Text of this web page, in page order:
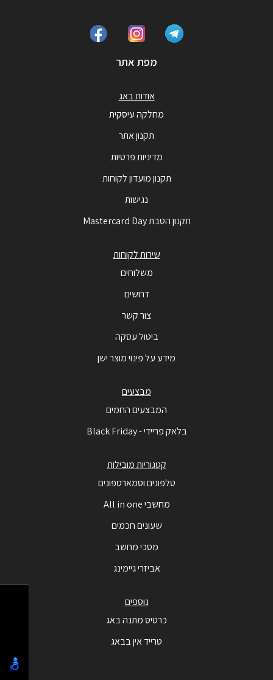
מפת אתר
אודות באג
מחלקה עיסקית
תקנון אתר
מדיניות פרטיות
תקנון מועדון לקוחות
נגישות
תקנון הטבת Mastercard Day
שירות לקוחות
משלוחים
דרושים
צור קשר
ביטול עסקה
מידע על פינוי מוצר ישן
מבצעים
המבצעים החמים
בלאק פריידי - Black Friday
קטגוריות מובילות
טלפונים וסמארטפונים
מחשבי All in one
שעונים חכמים
מסכי מחשב
אביזרי גיימינג
נוספים
כרטיס מתנה באג
טרייד אין בבאג